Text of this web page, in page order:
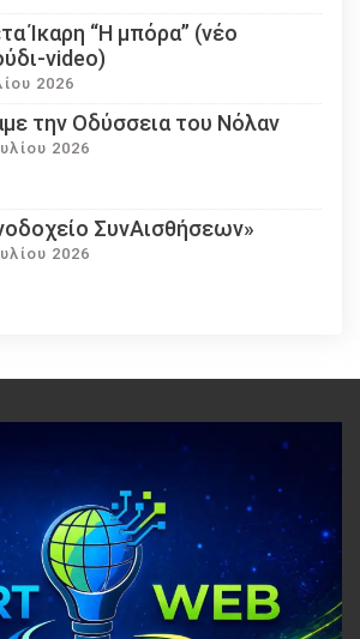
Ίκαρη “Η μπόρα” (νέο
video)
2026
την Οδύσσεια του Νόλαν
2026
ΣυνΑισθήσεων»
2026